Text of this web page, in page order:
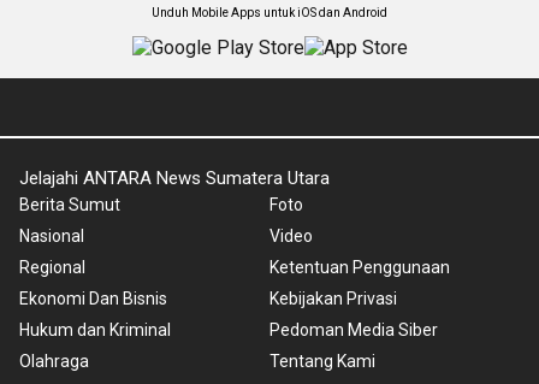
Unduh Mobile Apps untuk iOS dan Android
Jelajahi ANTARA News Sumatera Utara
Berita Sumut
Nasional
Regional
Ekonomi Dan Bisnis
Hukum dan Kriminal
Olahraga
Foto
Video
Ketentuan Penggunaan
Kebijakan Privasi
Pedoman Media Siber
Tentang Kami